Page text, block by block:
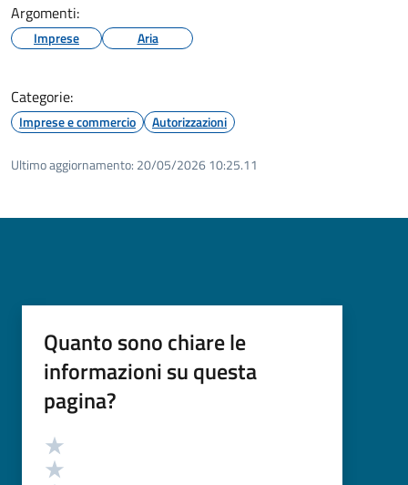
Argomenti:
Imprese Aria
Categorie:
Imprese e commercio Autorizzazioni
Ultimo aggiornamento: 20/05/2026 10:25.11
Quanto sono chiare le
informazioni su questa
pagina?
Valutazione